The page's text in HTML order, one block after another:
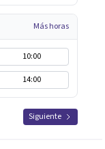
Más horas
10:00
14:00
Siguiente